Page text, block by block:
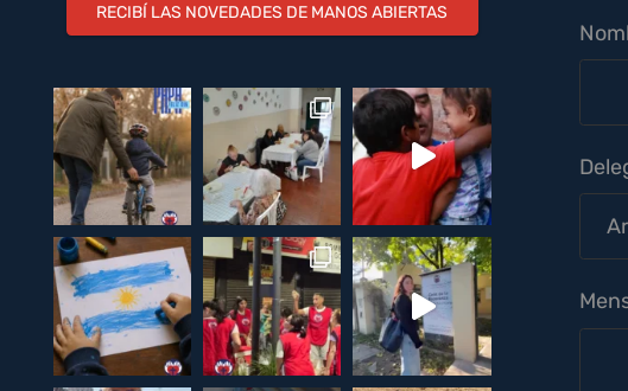
RECIBÍ LAS NOVEDADES DE MANOS ABIERTAS